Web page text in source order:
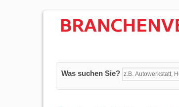
Was suchen Sie?